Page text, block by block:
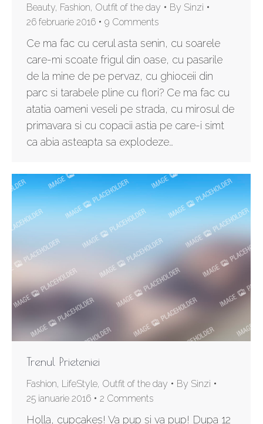
Beauty, Fashion, Outfit of the day By Sinzi
26 februarie 2016
9 Comments
Ce ma fac cu cerul asta senin, cu soarele
care-mi scoate frigul din oase, cu pasarile
de la mine de pe pervaz, cu ghioceii din
parc si tarabele pline cu flori? Ce ma fac cu
atatia oameni veseli pe strada, cu mirosul de
primavara si cu copacii astia pe care-i simt
ca abia asteapta sa explodeze…
Trenul Prieteniei
Fashion, LifeStyle, Outfit of the day By Sinzi
25 ianuarie 2016
2 Comments
Holla, cupcakes! Va pup si va pup! Dupa 12